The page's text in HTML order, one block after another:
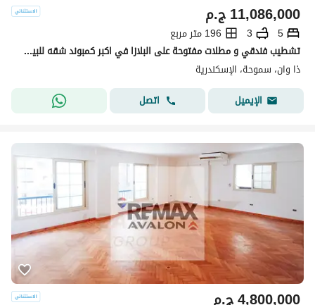
ج.م11,086,000
5
3
196 متر مربع
تشطيب فندقي و مطلات مفتوحة على البلازا في اكبر كمبوند شقه للبيع في سموحة
ذا وان، سموحة، الإسكندرية
الإيميل
اتصل
ج.م4,800,000